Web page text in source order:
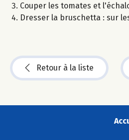
Couper les tomates et
Dresser la bruschetta : sur
Retour à la liste